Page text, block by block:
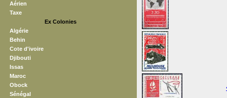
Aérien
Taxe
Ex Colonies
Algérie
Behin
Cote d'ivoire
Djibouti
Issas
Maroc
Obock
Sénégal